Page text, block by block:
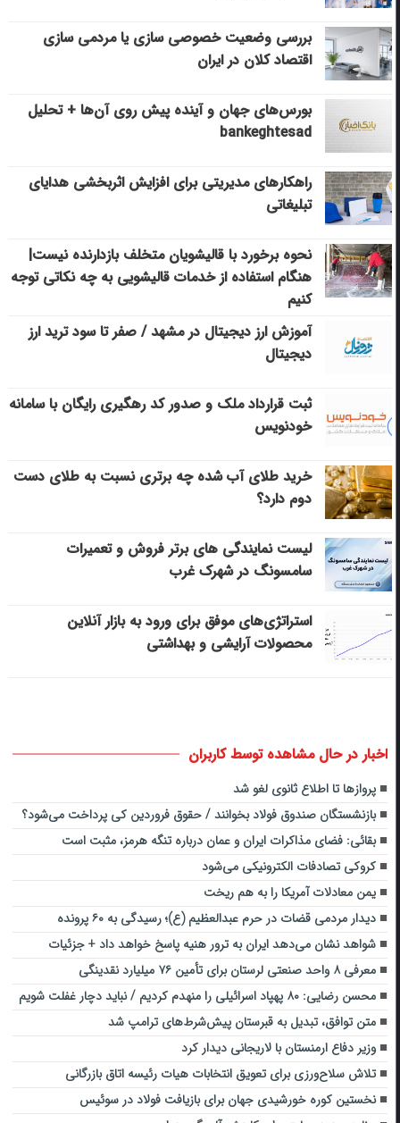
بررسی وضعیت خصوصی سازی یا مردمی سازی
اقتصاد کلان در ایران
بورس‌های جهان و آینده پیش روی آن‌ها + تحلیل
bankeghtesad
راهکارهای مدیریتی برای افزایش اثربخشی هدایای
تبلیغاتی
نحوه برخورد با قالیشویان متخلف بازدارنده نیست|
هنگام استفاده از خدمات قالیشویی به چه نکاتی توجه
کنیم
آموزش ارز دیجیتال در مشهد / صفر تا سود ترید ارز
دیجیتال
ثبت قرارداد ملک و صدور کد رهگیری رایگان با سامانه
خودنویس
خرید طلای آب شده چه برتری نسبت به طلای دست
دوم دارد؟
لیست نمایندگی های برتر فروش و تعمیرات
سامسونگ در شهرک غرب
استراتژی‌های موفق برای ورود به بازار آنلاین
محصولات آرایشی و بهداشتی
اخبار در حال مشاهده توسط کاربران
پروازها تا اطلاع ثانوی لغو شد
بازنشستگان صندوق فولاد بخوانند / حقوق فروردین کی پرداخت می‌شود؟
بقائی: فضای مذاکرات ایران و عمان درباره تنگه هرمز، مثبت است
کروکی تصادفات الکترونیکی می‌شود
یمن معادلات آمریکا را به‌ هم ریخت
دیدار مردمی قضات در حرم عبدالعظیم (ع)؛ رسیدگی به ۶۰ پرونده
شواهد نشان می‌دهد ایران به ترور هنیه پاسخ خواهد داد + جزئیات
معرفی ۸ واحد صنعتی لرستان برای تأمین ۷۶ میلیارد نقدینگی
محسن رضایی: ۸۰ پهپاد اسرائیلی را منهدم کردیم / نباید دچار غفلت شویم
متن توافق، تبدیل به قبرستان پیش‌شرط‌های ترامپ شد
وزیر دفاع ارمنستان با لاریجانی دیدار کرد
تلاش سلاح‌ورزی برای تعویق انتخابات هیات رئیسه اتاق بازرگانی
نخستین کوره خورشیدی جهان برای بازیافت فولاد در سوئیس